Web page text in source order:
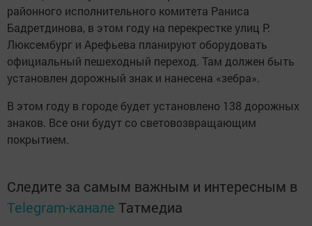
районного исполнительного комитета Раниса
Бадретдинова, в этом году на перекрестке улиц Р.
Люксембург и Арефьева планируют оборудовать
официальный пешеходный переход. Там должен быть
установлен дорожный знак и нанесена «зебра».
В этом году в городе будет установлено 138 дорожных
знаков. Все они будут со световозвращающим
покрытием.
Следите за самым важным и интересным в
Telegram-канале Татмедиа